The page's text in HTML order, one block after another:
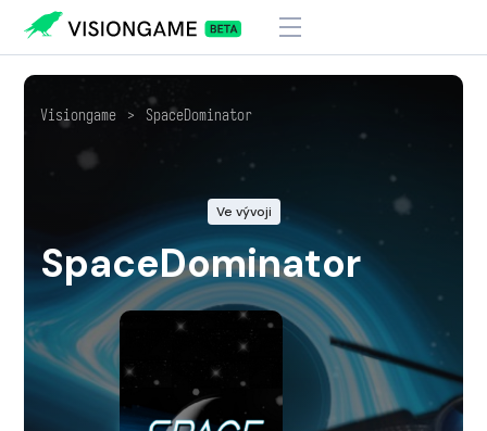
Visiongame > SpaceDominator
Ve vývoji
SpaceDominator